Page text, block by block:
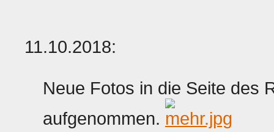
11.10.2018:
Neue Fotos in die Seite des
aufgenommen.